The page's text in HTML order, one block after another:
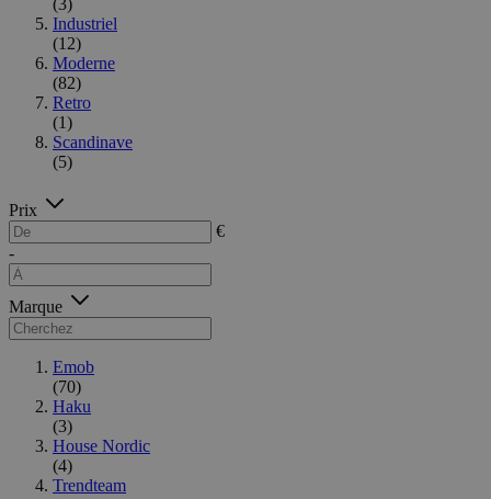
(3)
Industriel
(12)
Moderne
(82)
Retro
(1)
Scandinave
(5)
Prix
€
-
Marque
Emob
(70)
Haku
(3)
House Nordic
(4)
Trendteam